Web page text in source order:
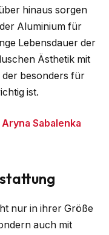
hinaus sorgen
Aluminium für
Lebensdauer der
Ästhetik mit
der besonders für
ist.
Aryna Sabalenka
nur in ihrer Größe
auch mit